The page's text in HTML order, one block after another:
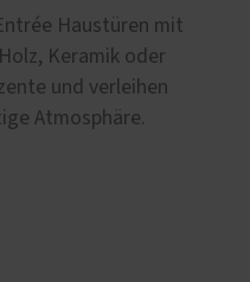
Haustüren mit
Keramik oder
und verleihen
Atmosphäre.